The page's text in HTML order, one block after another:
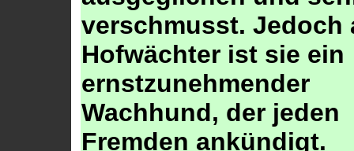
verschmusst. Jedoch
Hofwächter ist sie ein
ernstzunehmender
Wachhund, der jeden
Fremden ankündigt.